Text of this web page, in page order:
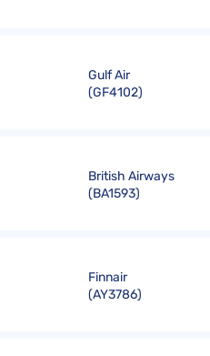
Gulf Air
(GF4102)
British Airways
(BA1593)
Finnair
(AY3786)